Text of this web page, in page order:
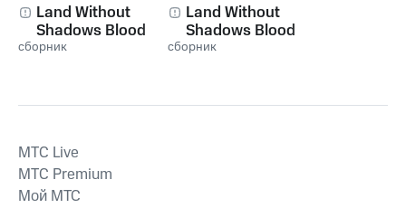
Land Without
Shadows Blood
Thirst - The
сборник
Land Without
Shadows Blood
Thirst - The
сборник
MTС Live
MTС Premium
Мой МТС